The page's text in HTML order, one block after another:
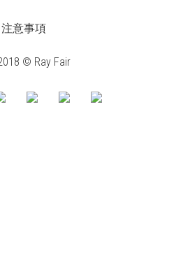
注意事項
© Ray Fair